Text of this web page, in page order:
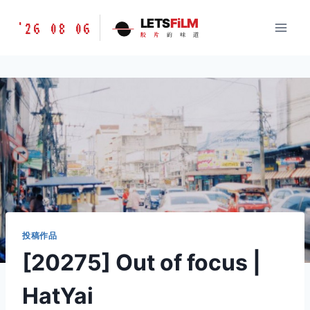
胶
味
道
LETSFILM
'26 08 06 LETSFiLM
胶 片 的 味 道
投稿作品
[20275] Out of focus |
HatYai